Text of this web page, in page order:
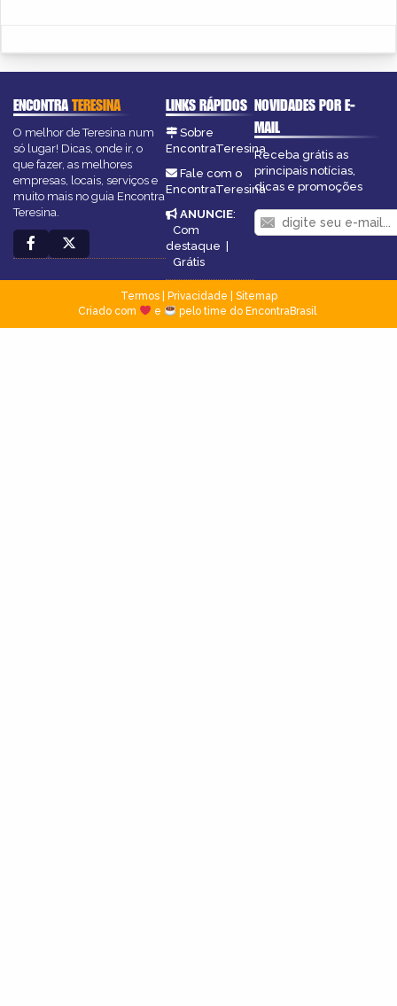
ENCONTRATERESINA
O melhor de Teresina num
só lugar! Dicas, onde ir, o
que fazer, as melhores
empresas, locais, serviços e
muito mais no guia Encontra
Teresina.
LINKS RÁPIDOS
Sobre
EncontraTeresina
Fale com o
EncontraTeresina
ANUNCIE:
Com
destaque |
Grátis
NOVIDADES POR E-
MAIL
Receba grátis as
principais notícias,
dicas e promoções
Termos| Privacidade
Sitemap
Criado com
e pelo time do EncontraBrasil